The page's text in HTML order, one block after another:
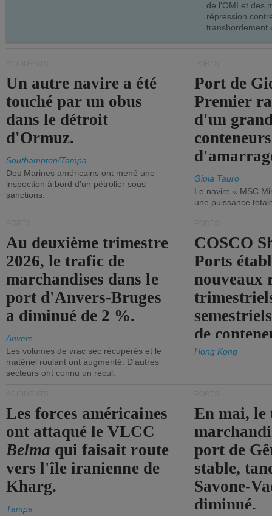
de l'OMI et des
répression
transbordement
Un autre navire a été
touché par un obus
dans le détroit
d'Ormuz.
Southampton/Tampa
Des Marines américains ont mené une
inspection à bord d'un pétrolier sous
sanctions.
Port de
Premier
d'un
Gioia Tauro
Le navire « MSC
une puissance
Au deuxième trimestre
2026, le trafic de
marchandises dans le
port d'Anvers-Bruges
a diminué de 2 %.
Anvers
Les volumes de vrac sec récupérés et le
matériel roulant ont augmenté. D'autres
secteurs ont connu un recul.
COSCO
Ports
nouveaux
de
Hong Kong
Les forces américaines
ont attaqué le VLCC
Belma qui faisait route
vers l'île iranienne de
Kharg.
Tampa
En mai, le
port de
stable,
Savone-
diminué.